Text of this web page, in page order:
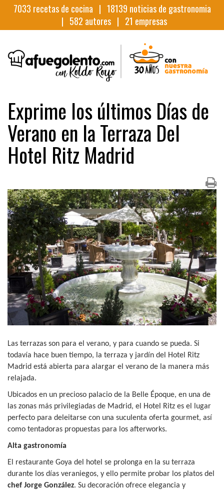
7033 recetas de cocina | 18139 noticias de gastronomia
| 582 autores | 21 empresas
Exprime los últimos Días de
Verano en la Terraza Del
Hotel Ritz Madrid
Las terrazas son para el verano, y para cuando se pueda. Si
todavía hace buen tiempo, la terraza y jardín del Hotel Ritz
Madrid está abierta para alargar el verano de la manera más
relajada.
Ubicados en un precioso palacio de la Belle Époque, en una de
las zonas más privilegiadas de Madrid, el Hotel Ritz es el lugar
perfecto para deleitarse con una suculenta oferta gourmet, así
como tentadoras propuestas para los afterworks.
Alta gastronomía
El restaurante Goya del hotel se prolonga en la su terraza
durante los días veraniegos, y ello permite probar los platos del
chef Jorge González. Su decoración ofrece elegancia y